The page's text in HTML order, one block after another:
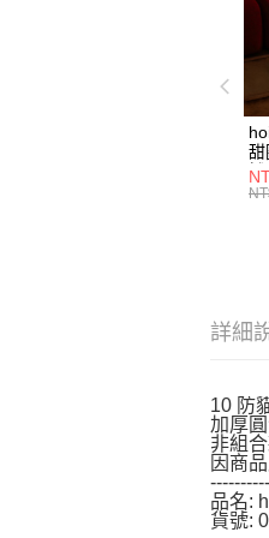
甜
詳細
10 防
加厚
非組
因商
品名:
貨號: